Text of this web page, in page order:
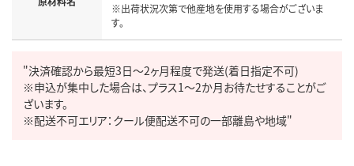
※出荷状況次第で他産地を使用する場合がございま
"決済確認から最短3日～2ヶ月程度で発送(着日指定不可)
※申込が集中した場合は、プラス1～2か月お待たせすることがご
ざいます。
※配送不可エリア：クール便配送不可の一部離島や地域"